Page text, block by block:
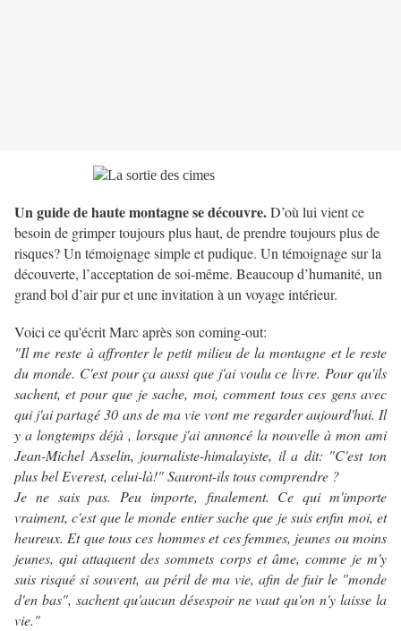
Un guide de haute montagne se découvre.D’où lui vient ce
besoin de grimper toujours plus haut, de prendre toujours plus de
risques? Un témoignage simple et pudique. Un témoignage sur la
découverte, l’acceptation de soi-même. Beaucoup d’humanité, un
grand bol d’air pur et une invitation à un voyage intérieur.
Voici ce qu'écrit Marc après son coming-out:
"Il me reste à affronter le petit milieu de la montagne et le reste
du monde. C'est pour ça aussi que j'ai voulu ce livre. Pour qu'ils
sachent, et pour que je sache, moi, comment tous ces gens avec
qui j'ai partagé 30 ans de ma vie vont me regarder aujourd'hui. Il
y a longtemps déjà , lorsque j'ai annoncé la nouvelle à mon ami
Jean-Michel Asselin, journaliste-himalayiste, il a dit: "C'est ton
plus bel Everest, celui-là!" Sauront-ils tous comprendre ?
Je ne sais pas. Peu importe, finalement. Ce qui m'importe
vraiment, c'est que le monde entier sache que je suis enfin moi, et
heureux. Et que tous ces hommes et ces femmes, jeunes ou moins
jeunes, qui attaquent des sommets corps et âme, comme je m'y
suis risqué si souvent, au péril de ma vie, afin de fuir le "monde
d'en bas", sachent qu'aucun désespoir ne vaut qu'on n'y laisse la
vie."